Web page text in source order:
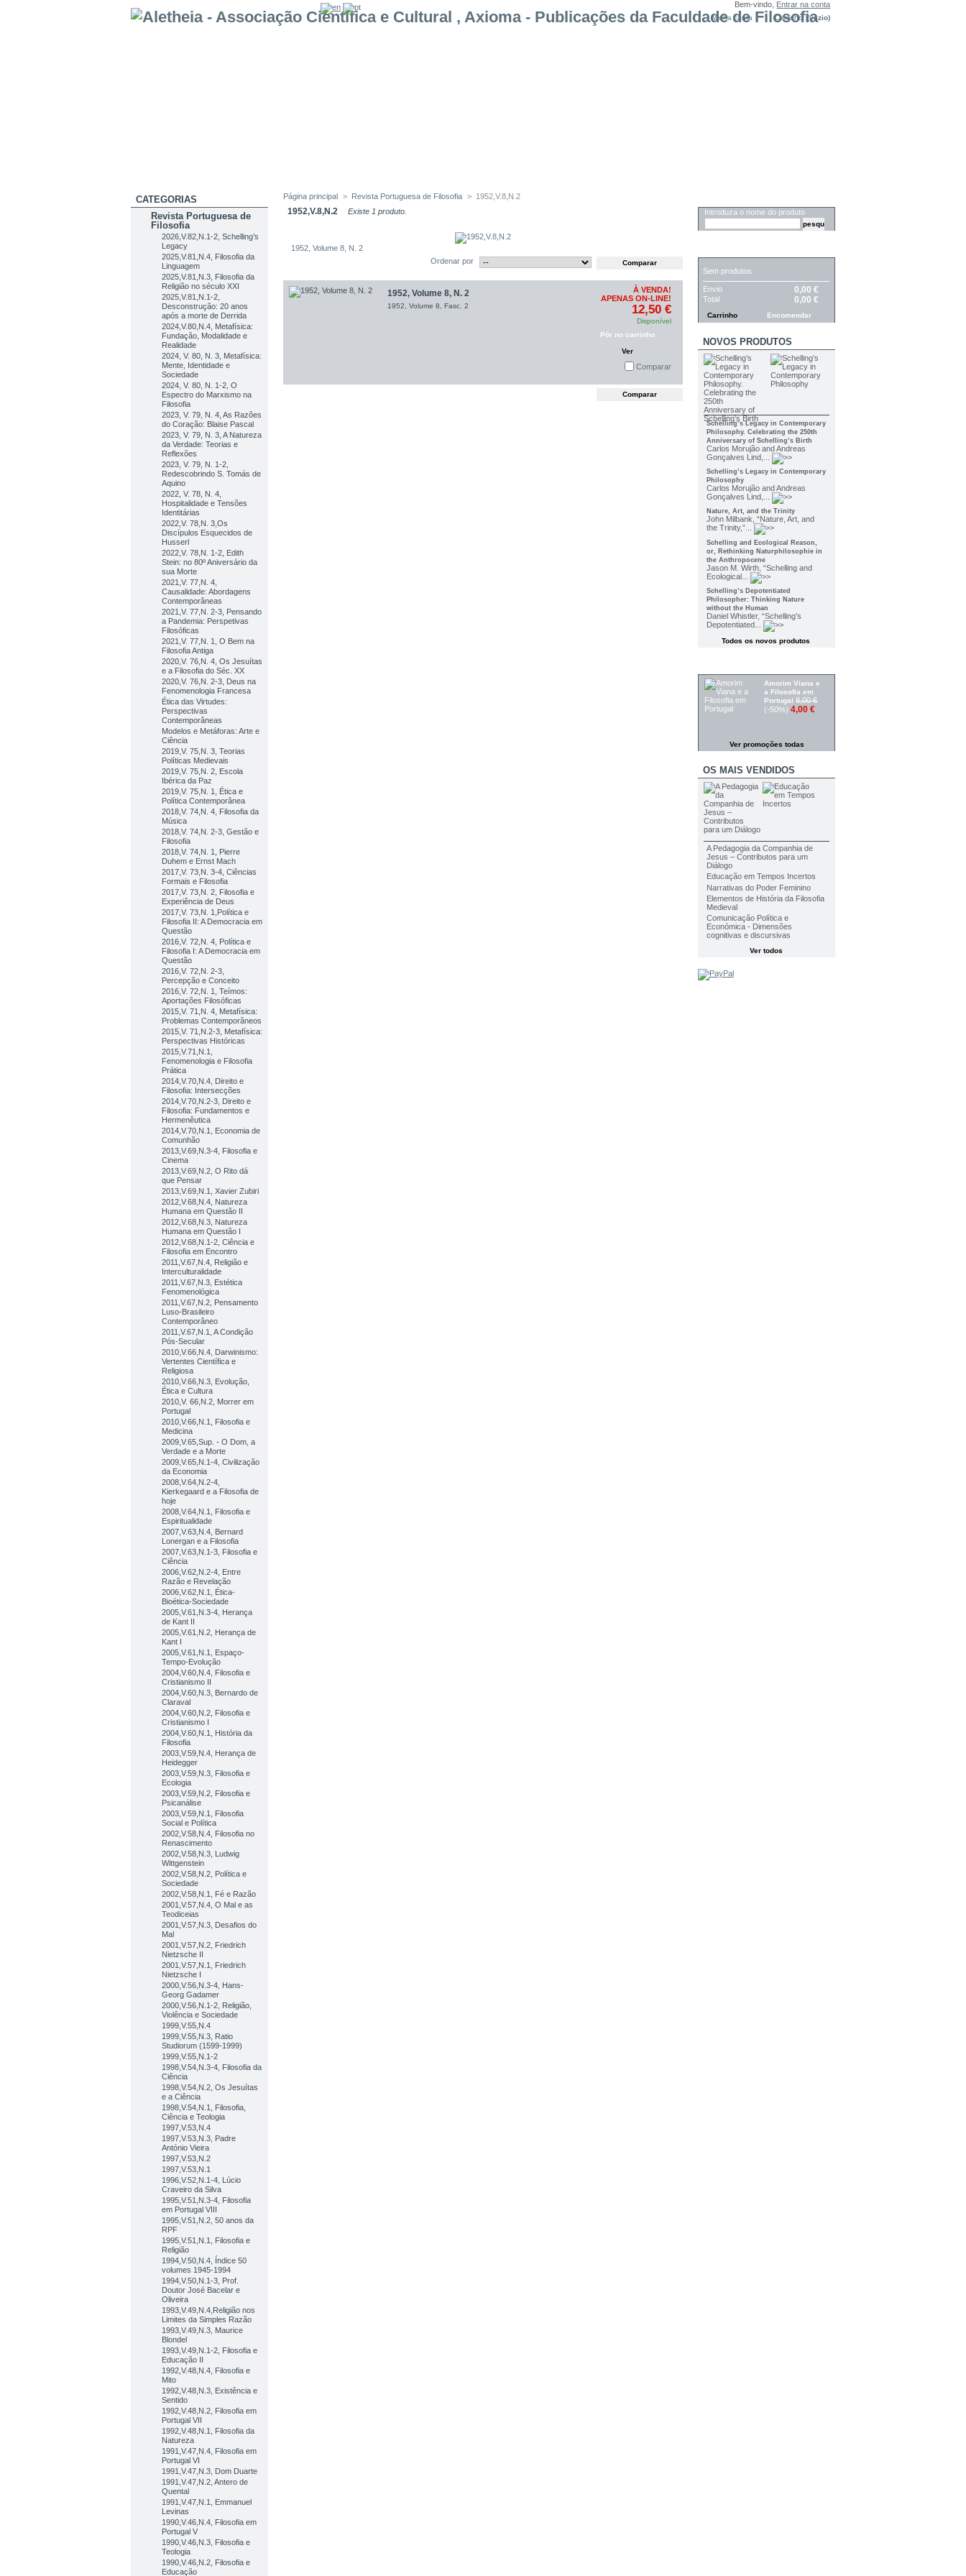
Bem-vindo, Entrar na conta
Carrinho: (vazio)
Minha conta
CATEGORIAS
Revista Portuguesa de
Filosofia
2026,V.82,N.1-2, Schelling’s
Legacy
2025,V.81,N.4, Filosofia da
Linguagem
2025,V.81,N.3, Filosofia da
Religião no século XXI
2025,V.81,N.1-2,
Desconstrução: 20 anos
após a morte de Derrida
2024,V.80,N.4, Metafísica:
Fundação, Modalidade e
Realidade
2024, V. 80, N. 3, Metafísica:
Mente, Identidade e
Sociedade
2024, V. 80, N. 1-2, O
Espectro do Marxismo na
Filosofia
2023, V. 79, N. 4, As Razões
do Coração: Blaise Pascal
2023, V. 79, N. 3, A Natureza
da Verdade: Teorias e
Reflexões
2023, V. 79, N. 1-2,
Redescobrindo S. Tomás de
Aquino
2022, V. 78, N. 4,
Hospitalidade e Tensões
Identitárias
2022,V. 78,N. 3,Os
Discípulos Esquecidos de
Husserl
2022,V. 78,N. 1-2, Edith
Stein: no 80º Aniversário da
sua Morte
2021,V. 77,N. 4,
Causalidade: Abordagens
Contemporâneas
2021,V. 77,N. 2-3, Pensando
a Pandemia: Perspetivas
Filosóficas
2021,V. 77,N. 1, O Bem na
Filosofia Antiga
2020,V. 76,N. 4, Os Jesuítas
e a Filosofia do Séc. XX
2020,V. 76,N. 2-3, Deus na
Fenomenologia Francesa
Ética das Virtudes:
Perspectivas
Contemporâneas
Modelos e Metáforas: Arte e
Ciência
2019,V. 75,N. 3, Teorias
Políticas Medievais
2019,V. 75,N. 2, Escola
Ibérica da Paz
2019,V. 75,N. 1, Ética e
Política Contemporânea
2018,V. 74,N. 4, Filosofia da
Música
2018,V. 74,N. 2-3, Gestão e
Filosofia
2018,V. 74,N. 1, Pierre
Duhem e Ernst Mach
2017,V. 73,N. 3-4, Ciências
Formais e Filosofia
2017,V. 73,N. 2, Filosofia e
Experiência de Deus
2017,V. 73,N. 1,Política e
Filosofia II: A Democracia em
Questão
2016,V. 72,N. 4, Política e
Filosofia I: A Democracia em
Questão
2016,V. 72,N. 2-3,
Percepção e Conceito
2016,V. 72,N. 1, Teímos:
Aportações Filosóficas
2015,V. 71,N. 4, Metafísica:
Problemas Contemporâneos
2015,V. 71,N.2-3, Metafísica:
Perspectivas Históricas
2015,V.71,N.1,
Fenomenologia e Filosofia
Prática
2014,V.70,N.4, Direito e
Filosofia: Intersecções
2014,V.70,N.2-3, Direito e
Filosofia: Fundamentos e
Hermenêutica
2014,V.70,N.1, Economia de
Comunhão
2013,V.69,N.3-4, Filosofia e
Cinema
2013,V.69,N.2, O Rito dá
que Pensar
2013,V.69,N.1, Xavier Zubiri
2012,V.68,N.4, Natureza
Humana em Questão II
2012,V.68,N.3, Natureza
Humana em Questão I
2012,V.68,N.1-2, Ciência e
Filosofia em Encontro
2011,V.67,N.4, Religião e
Interculturalidade
2011,V.67,N.3, Estética
Fenomenológica
2011,V.67,N.2, Pensamento
Luso-Brasileiro
Contemporâneo
2011,V.67,N.1, A Condição
Pós-Secular
2010,V.66,N.4, Darwinismo:
Vertentes Científica e
Religiosa
2010,V.66,N.3, Evolução,
Ética e Cultura
2010,V. 66,N.2, Morrer em
Portugal
2010,V.66,N.1, Filosofia e
Medicina
2009,V.65,Sup. - O Dom, a
Verdade e a Morte
2009,V.65,N.1-4, Civilização
da Economia
2008,V.64,N.2-4,
Kierkegaard e a Filosofia de
hoje
2008,V.64,N.1, Filosofia e
Espiritualidade
2007,V.63,N.4, Bernard
Lonergan e a Filosofia
2007,V.63,N.1-3, Filosofia e
Ciência
2006,V.62,N.2-4, Entre
Razão e Revelação
2006,V.62,N.1, Ética-
Bioética-Sociedade
2005,V.61,N.3-4, Herança
de Kant II
2005,V.61,N.2, Herança de
Kant I
2005,V.61,N.1, Espaço-
Tempo-Evolução
2004,V.60,N.4, Filosofia e
Cristianismo II
2004,V.60,N.3, Bernardo de
Claraval
2004,V.60,N.2, Filosofia e
Cristianismo I
2004,V.60,N.1, História da
Filosofia
2003,V.59,N.4, Herança de
Heidegger
2003,V.59,N.3, Filosofia e
Ecologia
2003,V.59,N.2, Filosofia e
Psicanálise
2003,V.59,N.1, Filosofia
Social e Política
2002,V.58,N.4, Filosofia no
Renascimento
2002,V.58,N.3, Ludwig
Wittgenstein
2002,V.58,N.2, Política e
Sociedade
2002,V.58,N.1, Fé e Razão
2001,V.57,N.4, O Mal e as
Teodiceias
2001,V.57,N.3, Desafios do
Mal
2001,V.57,N.2, Friedrich
Nietzsche II
2001,V.57,N.1, Friedrich
Nietzsche I
2000,V.56,N.3-4, Hans-
Georg Gadamer
2000,V.56,N.1-2, Religião,
Violência e Sociedade
1999,V.55,N.4
1999,V.55,N.3, Ratio
Studiorum (1599-1999)
1999,V.55,N.1-2
1998,V.54,N.3-4, Filosofia da
Ciência
1998,V.54,N.2, Os Jesuítas
e a Ciência
1998,V.54,N.1, Filosofia,
Ciência e Teologia
1997,V.53,N.4
1997,V.53,N.3, Padre
António Vieira
1997,V.53,N.2
1997,V.53,N.1
1996,V.52,N.1-4, Lúcio
Craveiro da Silva
1995,V.51,N.3-4, Filosofia
em Portugal VIII
1995,V.51,N.2, 50 anos da
RPF
1995,V.51,N.1, Filosofia e
Religião
1994,V.50,N.4, Índice 50
volumes 1945-1994
1994,V.50,N.1-3, Prof.
Doutor José Bacelar e
Oliveira
1993,V.49,N.4,Religião nos
Limites da Simples Razão
1993,V.49,N.3, Maurice
Blondel
1993,V.49,N.1-2, Filosofia e
Educação II
1992,V.48,N.4, Filosofia e
Mito
1992,V.48,N.3, Existência e
Sentido
1992,V.48,N.2, Filosofia em
Portugal VII
1992,V.48,N.1, Filosofia da
Natureza
1991,V.47,N.4, Filosofia em
Portugal VI
1991,V.47,N.3, Dom Duarte
1991,V.47,N.2, Antero de
Quental
1991,V.47,N.1, Emmanuel
Levinas
1990,V.46,N.4, Filosofia em
Portugal V
1990,V.46,N.3, Filosofia e
Teologia
1990,V.46,N.2, Filosofia e
Educação
Página principal > Revista Portuguesa de Filosofia > 1952,V.8,N.2
1952,V.8,N.2 Existe 1 produto.
1952, Volume 8, N. 2
Ordenar por
1952, Volume 8, N. 2
1952, Volume 8, Fasc. 2
À VENDA!
APENAS ON-LINE!
12,50 €
Disponível
Pôr no carrinho
Ver
Comparar
Introduza o nome do produto
Sem produtos
Envio 0,00 €
Total 0,00 €
Carrinho Encomendar
NOVOS PRODUTOS
Schelling’s Legacy in Contemporary
Philosophy. Celebrating the 250th
Anniversary of Schelling’s Birth
Carlos Morujão and Andreas
Gonçalves Lind,...
Schelling’s Legacy in Contemporary
Philosophy
Carlos Morujão and Andreas
Gonçalves Lind,...
Nature, Art, and the Trinity
John Milbank, “Nature, Art, and
the Trinity,”...
Schelling and Ecological Reason,
or, Rethinking Naturphilosophie in
the Anthropocene
Jason M. Wirth, “Schelling and
Ecological...
Schelling’s Depotentiated
Philosopher: Thinking Nature
without the Human
Daniel Whistler, “Schelling’s
Depotentiated...
Todos os novos produtos
Amorim Viana e
a Filosofia em
Portugal 8,00 €
(-50%) 4,00 €
Ver promoções todas
OS MAIS VENDIDOS
A Pedagogia da Companhia de
Jesus – Contributos para um
Diálogo
Educação em Tempos Incertos
Narrativas do Poder Feminino
Elementos de História da Filosofia
Medieval
Comunicação Política e
Económica - Dimensões
cognitivas e discursivas
Ver todos